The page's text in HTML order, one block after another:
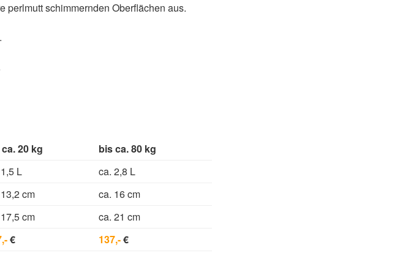
schimmernden Oberflächen aus.
20 kg
bis ca. 80 kg
L
ca. 2,8 L
cm
ca. 16 cm
cm
ca. 21 cm
€ 137,-€